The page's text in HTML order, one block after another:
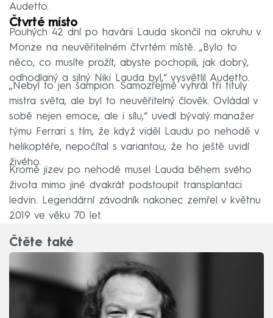
Audetto.
Čtvrté místo
Pouhých 42 dní po havárii Lauda skončil na okruhu v
Monze na neuvěřitelném čtvrtém místě. „Bylo to
něco, co musíte prožít, abyste pochopili, jak dobrý,
odhodlaný a silný Niki Lauda byl,“ vysvětlil Audetto.
„Nebyl to jen šampion. Samozřejmě vyhrál tři tituly
mistra světa, ale byl to neuvěřitelný člověk. Ovládal v
sobě nejen emoce, ale i sílu,“ uvedl bývalý manažer
týmu Ferrari s tím, že když viděl Laudu po nehodě v
helikoptéře, nepočítal s variantou, že ho ještě uvidí
živého.
Kromě jizev po nehodě musel Lauda během svého
života mimo jiné dvakrát podstoupit transplantaci
ledvin. Legendární závodník nakonec zemřel v květnu
2019 ve věku 70 let.
Čtěte také